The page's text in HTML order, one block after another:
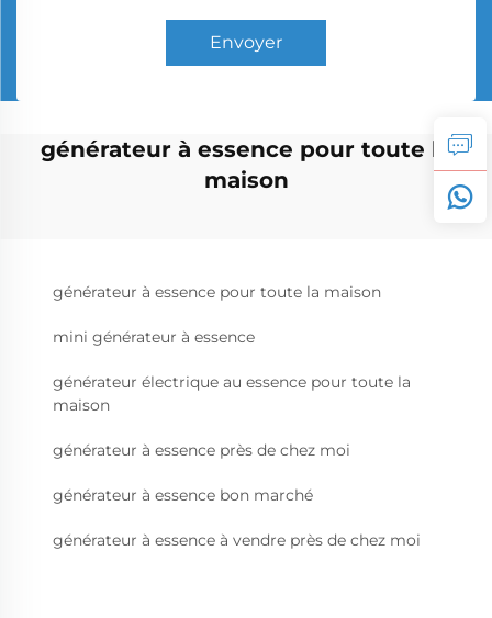
Envoyer
générateur à essence pour toute la
maison
générateur à essence pour toute la maison
mini générateur à essence
générateur électrique au essence pour toute la
maison
générateur à essence près de chez moi
générateur à essence bon marché
générateur à essence à vendre près de chez moi